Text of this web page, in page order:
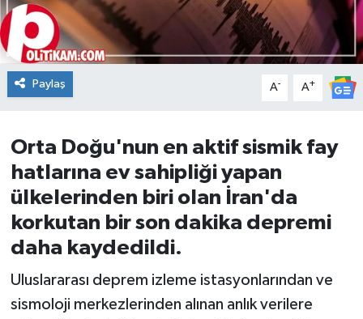
Paylaş A- A+
Orta Doğu'nun en aktif sismik fay
hatlarına ev sahipliği yapan
ülkelerinden biri olan İran'da
korkutan bir son dakika depremi
daha kaydedildi.
Uluslararası deprem izleme istasyonlarından ve
sismoloji merkezlerinden alınan anlık verilere
Edremit
EĞİTİM
EKONOMİ
Gömeç
Gönen
Havran
İvrindi